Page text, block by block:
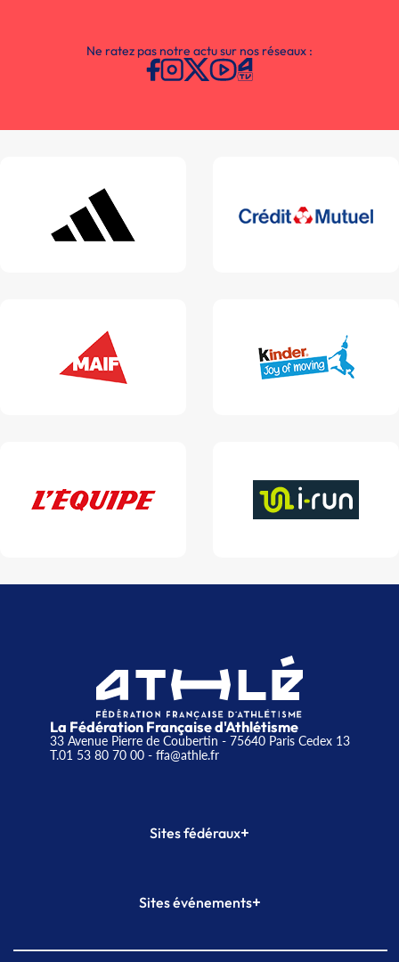
Ne ratez pas notre actu sur nos réseaux :
La Fédération Française d'Athlétisme
33 Avenue Pierre de Coubertin - 75640 Paris Cedex 13
T.01 53 80 70 00- ffa@athle.fr
Sites fédéraux+
Plateforme Formation
Sites événements+
Meeting de Paris indoor